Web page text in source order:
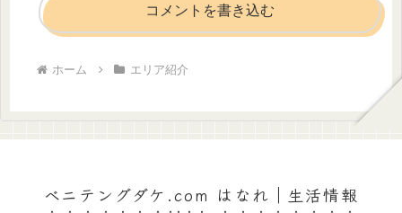
コメントを書き込む
ホーム エリア紹介
ベニテングダケ.com はなれ｜生活情報